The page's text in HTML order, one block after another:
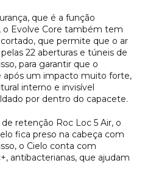
que é a função
Evolve Core também tem
que permite que o ar
22 aberturas e túneis de
para garantir que o
após um impacto muito forte,
interno e invisível
por dentro do capacete.
retenção Roc Loc 5 Air, o
fica preso na cabeça com
o Cielo conta com
antibacterianas, que ajudam